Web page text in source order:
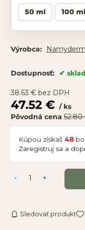
50 ml 100 ml
Výrobca: Namyderm
Dostupnosť:
38.63 € bez DPH
47.52€
ks
Pôvodná cena 52.80
Kúpou získaš 48
Zaregistruj sa a
Sledovať produkt